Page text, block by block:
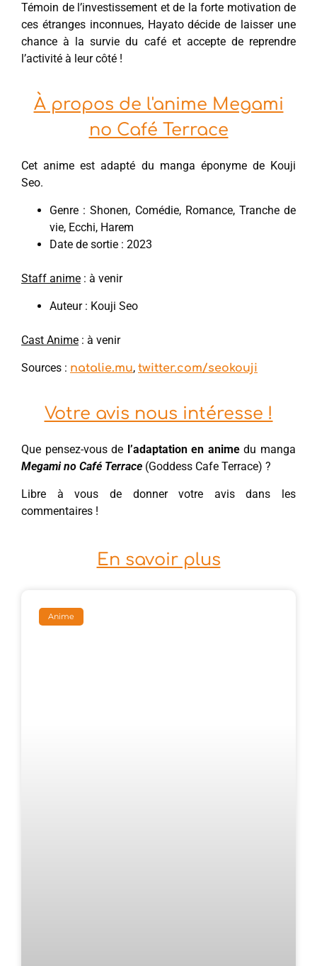
Témoin de l’investissement et de la forte motivation de
ces étranges inconnues, Hayato décide de laisser une
chance à la survie du café et accepte de reprendre
l’activité à leur côté !
À propos de l'anime Megami
no Café Terrace
Cet anime est adapté du manga éponyme de Kouji
Seo.
Genre : Shonen, Comédie, Romance, Tranche de
vie, Ecchi, Harem
Date de sortie : 2023
Staff anime : à venir
Auteur : Kouji Seo
Cast Anime : à venir
Sources : natalie.mu, twitter.com/seokouji
Votre avis nous intéresse !
Que pensez-vous de l’adaptation en animedu manga
Megami no Café Terrace (Goddess Cafe Terrace) ?
Libre à vous de donner votre avis dans les
commentaires !
En savoir plus
Anime